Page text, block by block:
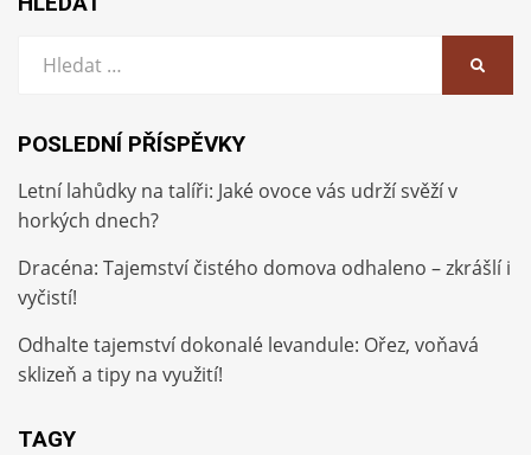
POSLEDNÍ PŘÍSPĚVKY
Letní lahůdky na talíři: Jaké ovoce vás udrží svěží v
horkých dnech?
Dracéna: Tajemství čistého domova odhaleno – zkrášlí i
vyčistí!
Odhalte tajemství dokonalé levandule: Ořez, voňavá
sklizeň a tipy na využití!
TAGY